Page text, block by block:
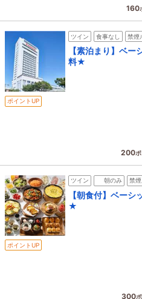
160
ツイン 食事なし 禁煙
【素泊まり】ベ
料★
ポイントUP
200
ツイン 朝のみ 禁
【朝食付】ベー
★
ポイントUP
300